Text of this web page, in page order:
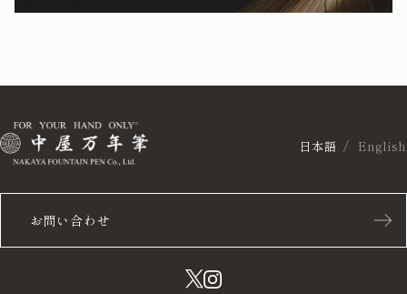
お問い合わせ
日本語 English